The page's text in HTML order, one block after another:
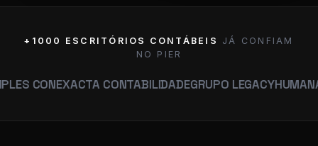
+1000 ESCRITÓRIOS CONTÁBEIS
JÁ CONFIAM
NO PIER
EXACTA CONTABILIDADEGRUPO LEGACYHUMANA